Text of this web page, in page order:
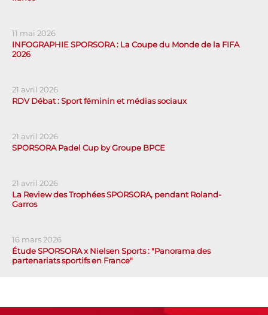
11 mai 2026
INFOGRAPHIE SPORSORA : La Coupe du Monde de la FIFA
2026
21 avril 2026
RDV Débat : Sport féminin et médias sociaux
21 avril 2026
SPORSORA Padel Cup by Groupe BPCE
21 avril 2026
La Review des Trophées SPORSORA, pendant Roland-
Garros
16 mars 2026
Étude SPORSORA x Nielsen Sports : "Panorama des
partenariats sportifs en France"